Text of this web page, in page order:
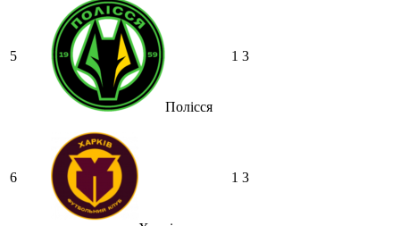
вайбер, будь де) що підходить? зараз
SVAT :Hatsyk, Якщо зручно, то
завтра напишу в інстаграм
Hatsyk :SVAT, без проблем
кинув в ТГ
DJGycle :Tamada
Makiavelli :
Всім привіт!
Makiavelli :Бачу чат знову живий)
5
Полісся
1 3
6 1 3